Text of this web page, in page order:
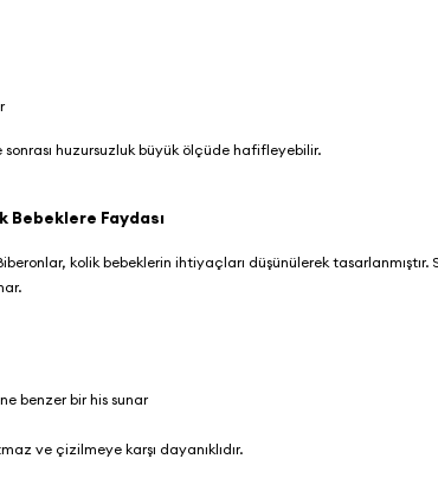
huzursuzluk büyük ölçüde hafifleyebilir.
Bebeklere Faydası
, kolik bebeklerin ihtiyaçları düşünülerek tasarlanmıştır.
benzer bir his sunar
ve çizilmeye karşı dayanıklıdır.